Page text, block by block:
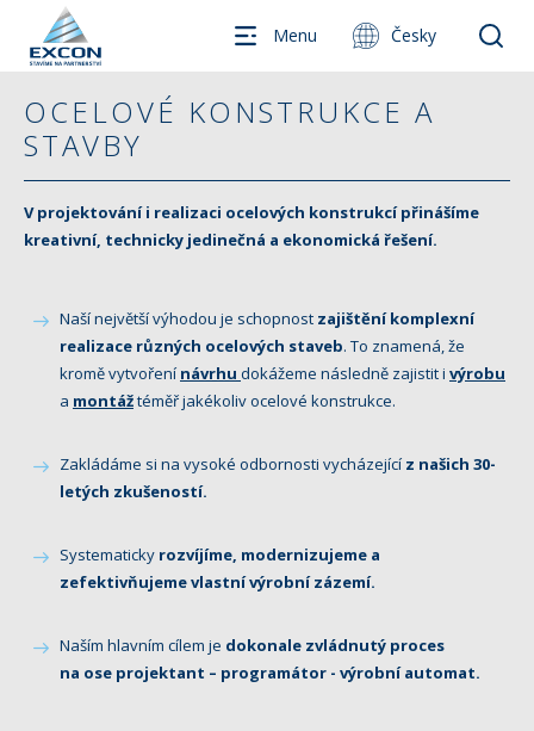
Menu Česky
OCELOVÉ KONSTRUKCE A
STAVBY
V projektování i realizaci ocelových konstrukcí přinášíme
kreativní, technicky jedinečná a ekonomická řešení.
Naší největší výhodou je schopnost zajištění komplexní
realizace různých ocelových staveb. To znamená, že
kromě vytvoření návrhu dokážeme následně zajistit i výrobu
a montážtéměř jakékoliv ocelové konstrukce.
Zakládáme si na vysoké odbornosti vycházející z našich 30-
letých zkušeností.
Systematicky rozvíjíme, modernizujeme a
zefektivňujeme vlastní výrobní zázemí.
Naším hlavním cílem je dokonale zvládnutý proces
na ose projektant – programátor - výrobní automat.